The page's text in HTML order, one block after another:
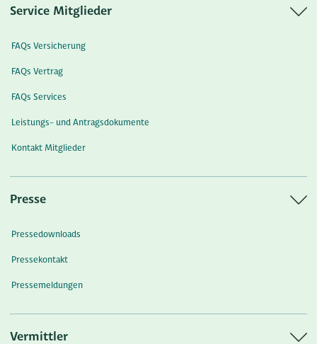
Service Mitglieder
FAQs Versicherung
FAQs Vertrag
FAQs Services
Leistungs- und Antragsdokumente
Kontakt Mitglieder
Presse
Pressedownloads
Pressekontakt
Pressemeldungen
Vermittler